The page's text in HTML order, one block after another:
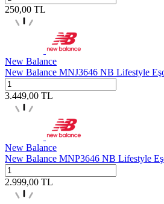
250,00 TL
New Balance
New Balance MNJ3646 NB Lifestyle
3.449,00 TL
New Balance
New Balance MNP3646 NB Lifestyle
2.999,00 TL